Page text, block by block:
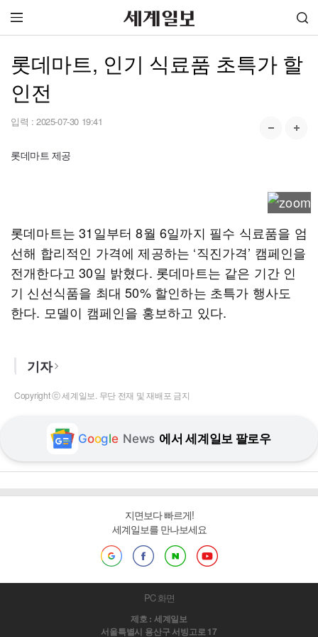
롯데마트, 인기 식료품 초특가 할
인전
입력 : 2025-07-30 19:41
롯데마트 제공
롯데마트는 31일부터 8월 6일까지 필수 식료품을 엄
선해 합리적인 가격에 제공하는 ‘직진가격’ 캠페인을
전개한다고 30일 밝혔다. 롯데마트는 같은 기간 인
기 신선식품을 최대 50% 할인하는 초특가 행사도
한다. 모델이 캠페인을 홍보하고 있다.
기자
Copyright ⓒ 세계일보. 무단 전재 및 재배포 금지
Google News 에서 세계일보 팔로우
지면보다 빠르게!
세계일보를 만나보세요
PC 화면
제호 : 세계일보
서울특별시 용산구 서빙고로 17